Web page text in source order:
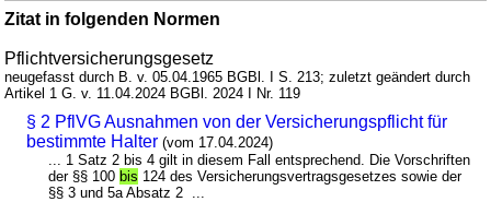
Zitat in folgenden Normen
Pflichtversicherungsgesetz
neugefasst durch B. v. 05.04.1965 BGBl. I S. 213; zuletzt geändert durch
Artikel 1 G. v. 11.04.2024 BGBl. 2024 I Nr. 119
§ 2 PflVG Ausnahmen von der Versicherungspflicht für
bestimmte Halter (vom 17.04.2024)
... 1 Satz 2 bis 4 gilt in diesem Fall entsprechend. Die Vorschriften
der §§ 100bis 124 des Versicherungsvertragsgesetzes sowie der
§§ 3 und 5a Absatz 2 ...